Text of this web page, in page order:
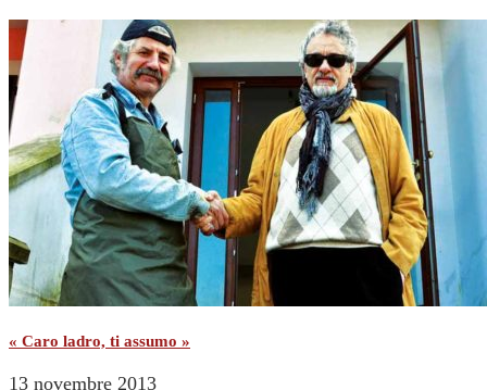
« Caro ladro, ti assumo »
13 novembre 2013